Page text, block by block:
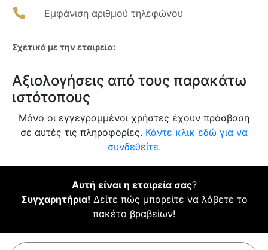
Εμφάνιση αριθμού τηλεφώνου
Σχετικά με την εταιρεία:
Αξιολογήσεις από τους παρακάτω
ιστότοπους
Μόνο οι εγγεγραμμένοι χρήστες έχουν πρόσβαση
σε αυτές τις πληροφορίες. Κάντε κλικ εδώ για να
συνδεθείτε.
Αυτή είναι η εταιρεία σας?
Συγχαρητήρια! Δείτε πώς μπορείτε να λάβετε το
πακέτο βραβείων!